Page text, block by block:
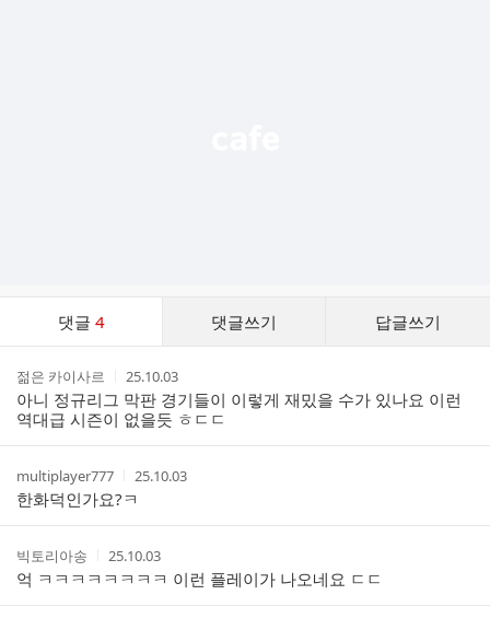
댓글 4 댓글쓰기 답글쓰기
트
작
성
자
젊은 카이사르
작
성
시
간
25.10.03
아니 정규리그 막판 경기들이 이렇게 재밌을 수가 있나요 이런
역대급 시즌이 없을듯 ㅎㄷㄷ
작
성
자
multiplayer777
작
성
시
간
25.10.03
한화덕인가요?ㅋ
작
성
자
빅토리아송
작
성
시
간
25.10.03
억 ㅋㅋㅋㅋㅋㅋㅋㅋ 이런 플레이가 나오네요 ㄷㄷ